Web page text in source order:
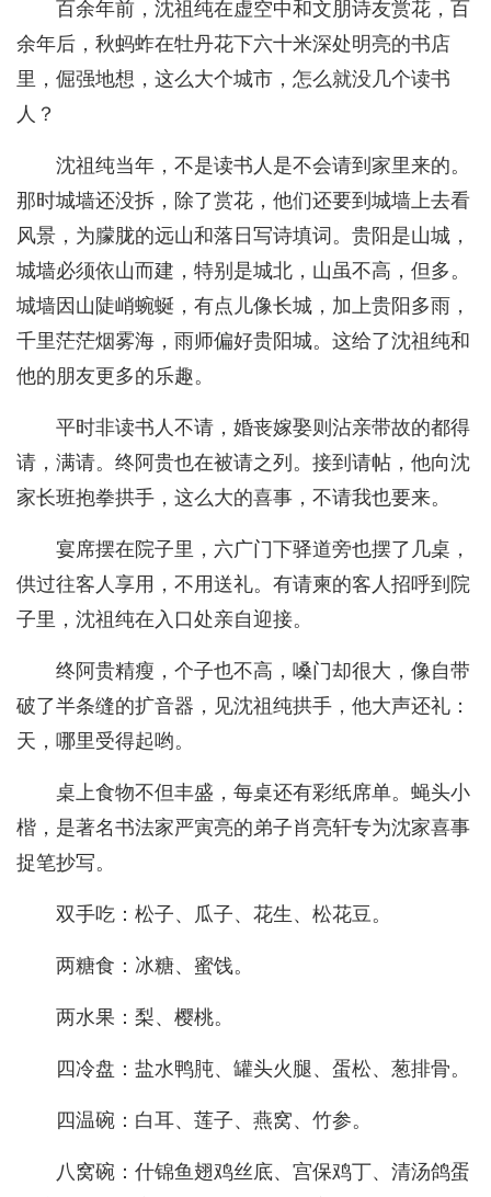
百余年前，沈祖纯在虚空中和文朋诗友赏花，百
余年后，秋蚂蚱在牡丹花下六十米深处明亮的书店
里，倔强地想，这么大个城市，怎么就没几个读书
人？
沈祖纯当年，不是读书人是不会请到家里来的。
那时城墙还没拆，除了赏花，他们还要到城墙上去看
风景，为朦胧的远山和落日写诗填词。贵阳是山城，
城墙必须依山而建，特别是城北，山虽不高，但多。
城墙因山陡峭蜿蜒，有点儿像长城，加上贵阳多雨，
千里茫茫烟雾海，雨师偏好贵阳城。这给了沈祖纯和
他的朋友更多的乐趣。
平时非读书人不请，婚丧嫁娶则沾亲带故的都得
请，满请。终阿贵也在被请之列。接到请帖，他向沈
家长班抱拳拱手，这么大的喜事，不请我也要来。
宴席摆在院子里，六广门下驿道旁也摆了几桌，
供过往客人享用，不用送礼。有请柬的客人招呼到院
子里，沈祖纯在入口处亲自迎接。
终阿贵精瘦，个子也不高，嗓门却很大，像自带
破了半条缝的扩音器，见沈祖纯拱手，他大声还礼：
天，哪里受得起哟。
桌上食物不但丰盛，每桌还有彩纸席单。蝇头小
楷，是著名书法家严寅亮的弟子肖亮轩专为沈家喜事
捉笔抄写。
双手吃：松子、瓜子、花生、松花豆。
两糖食：冰糖、蜜饯。
两水果：梨、樱桃。
四冷盘：盐水鸭肫、罐头火腿、蛋松、葱排骨。
四温碗：白耳、莲子、燕窝、竹参。
八窝碗：什锦鱼翅鸡丝底、宫保鸡丁、清汤鸽蛋